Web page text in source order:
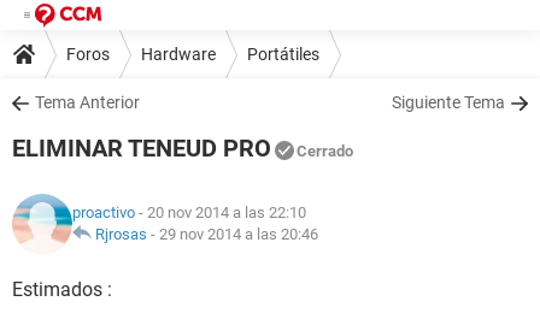
Foros Hardware Portátiles
Tema Anterior Siguiente Tema
ELIMINAR TENEUD PRO Cerrado
proactivo - 20 nov 2014 a las 22:10
Rjrosas - 29 nov 2014 a las 20:46
Estimados :